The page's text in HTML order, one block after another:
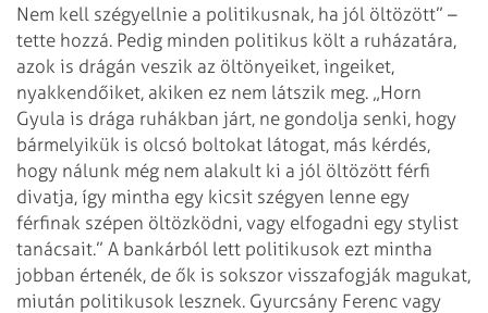
Nem kell szégyellnie a politikusnak, ha jól öltözött” –
tette hozzá. Pedig minden politikus költ a ruházatára,
azok is drágán veszik az öltönyeiket, ingeiket,
nyakkendőiket, akiken ez nem látszik meg. „Horn
Gyula is drága ruhákban járt, ne gondolja senki, hogy
bármelyikük is olcsó boltokat látogat, más kérdés,
hogy nálunk még nem alakult ki a jól öltözött férfi
divatja, így mintha egy kicsit szégyen lenne egy
férfinak szépen öltözködni, vagy elfogadni egy stylist
tanácsait.” A bankárból lett politikusok ezt mintha
jobban értenék, de ők is sokszor visszafogják magukat,
miután politikusok lesznek. Gyurcsány Ferenc vagy